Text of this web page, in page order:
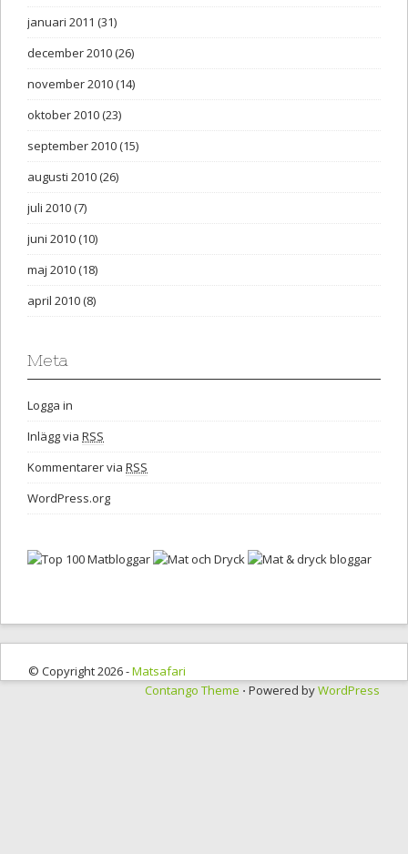
januari 2011 (31)
december 2010(26)
november 2010(14)
oktober 2010(23)
september 2010(15)
augusti 2010(26)
juli 2010(7)
juni 2010(10)
maj 2010(18)
april 2010(8)
Meta
Logga in
Inlägg via RSS
Kommentarer via RSS
WordPress.org
© Copyright 2026 -Matsafari
Contango Theme ⋅ Powered byWordPress